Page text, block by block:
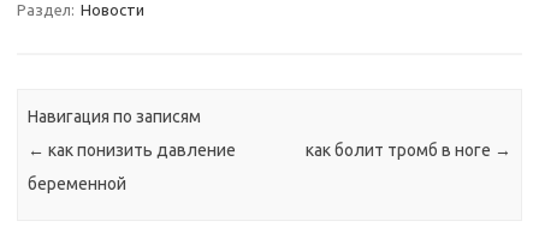
Раздел: Новости
Навигация по записям
← как понизить давление
беременной
как болит тромб в ноге →